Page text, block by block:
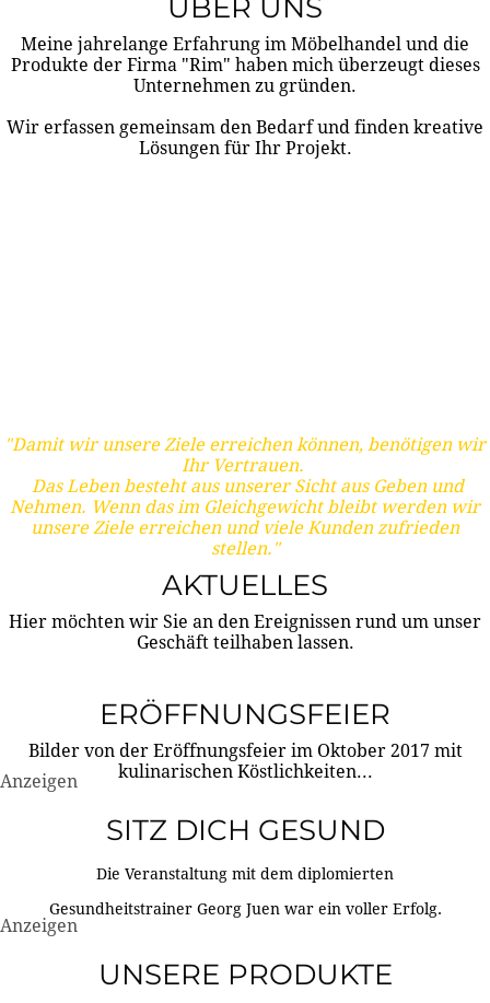
ÜBER UNS
Meine jahrelange Erfahrung im Möbelhandel und die
Produkte der Firma "Rim" haben mich überzeugt dieses
Unternehmen zu gründen.
Wir erfassen gemeinsam den Bedarf und finden kreative
Lösungen für Ihr Projekt.
"Damit wir unsere Ziele erreichen können, benötigen wir
Ihr Vertrauen.
Das Leben besteht aus unserer Sicht aus Geben und
Nehmen. Wenn das im Gleichgewicht bleibt werden wir
unsere Ziele erreichen und viele Kunden zufrieden
stellen."
AKTUELLES
Hier möchten wir Sie an den Ereignissen rund um unser
Geschäft teilhaben lassen.
ERÖFFNUNGSFEIER
Bilder von der Eröffnungsfeier im Oktober 2017 mit
kulinarischen Köstlichkeiten...
Anzeigen
SITZ DICH GESUND
Die Veranstaltung mit dem diplomierten
Gesundheitstrainer Georg Juen war ein voller Erfolg.
Anzeigen
UNSERE PRODUKTE